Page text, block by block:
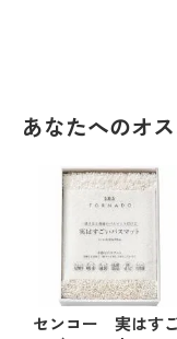
あなたへのオ
センコー 実はす